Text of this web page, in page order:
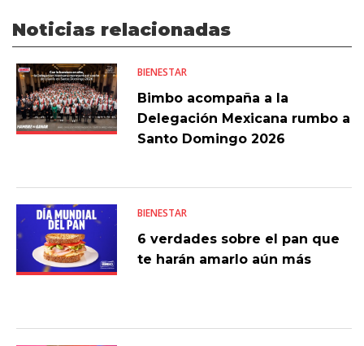
Noticias relacionadas
BIENESTAR
Bimbo acompaña a la
Delegación Mexicana rumbo a
Santo Domingo 2026
BIENESTAR
6 verdades sobre el pan que
te harán amarlo aún más